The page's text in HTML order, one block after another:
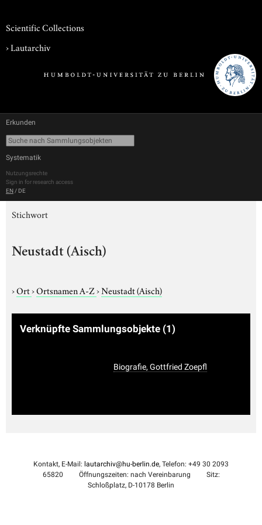
Scientific Collections
›Lautarchiv
Erkunden
Systematik
Nutzungsrechte
Sign in for research access
EN / DE
Stichwort
Neustadt (Aisch)
›Ort›Ortsnamen A-Z›Neustadt (Aisch)
Verknüpfte Sammlungsobjekte (1)
Biografie, Gottfried Zoepfl
Kontakt, E-Mail: lautarchiv@hu-berlin.de, Telefon: +49 30 2093
65820
Öffnungszeiten: nach Vereinbarung
Sitz:
Schloßplatz, D-10178 Berlin